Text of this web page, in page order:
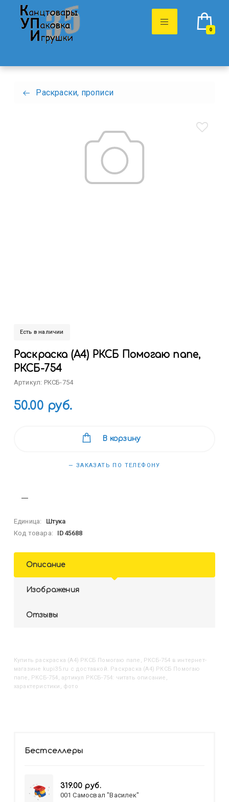
0
Раскраски, прописи
Есть в наличии
Раскраска (А4) РКСБ Помогаю папе,
РКСБ-754
Артикул: РКСБ-754
50.00 руб.
В корзину
— ЗАКАЗАТЬ ПО ТЕЛЕФОНУ
Единица:
Штука
Код товара:
ID45688
Описание
Изображения
Отзывы
Купить Раскраска (А4) РКСБ Помогаю папе, РКСБ-754 в интернет-
магазине kupi35.ru с доставкой. Раскраска (А4) РКСБ Помогаю
папе, РКСБ-754, артикул РКСБ-754: читать описание,
характеристики, фото
Бестселлеры
319.00 руб.
001 Самосвал "Василек"